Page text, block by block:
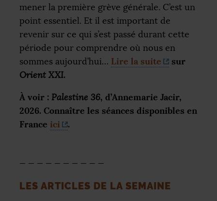
mener la première grève générale. C’est un
point essentiel. Et il est important de
revenir sur ce qui s’est passé durant cette
période pour comprendre où nous en
sommes aujourd’hui… Lire la suite sur
Orient XXI.
À voir : Palestine 36, d’Annemarie Jacir,
2026. Connaître les séances disponibles en
France ici .
LES ARTICLES DE LA SEMAINE